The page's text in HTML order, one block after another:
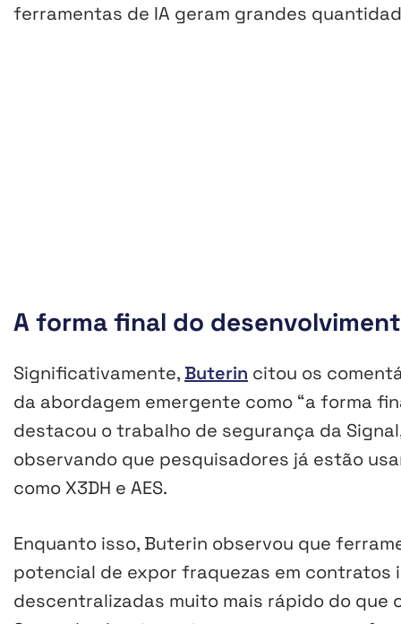
ferramentas de IA geram grandes
A forma final do
Significativamente, Buterin citou os
da abordagem emergente como “a forma
destacou o trabalho de segurança da
observando que pesquisadores já estão
como X3DH e AES.
Enquanto isso, Buterin observou que
potencial de expor fraquezas em
descentralizadas muito mais rápido do que